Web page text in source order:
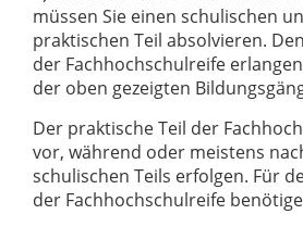
müssen Sie einen schulischen
praktischen Teil absolvieren.
der Fachhochschulreife
der oben gezeigten
Der praktische Teil der
vor, während oder meistens
schulischen Teils erfolgen. Für
der Fachhochschulreife